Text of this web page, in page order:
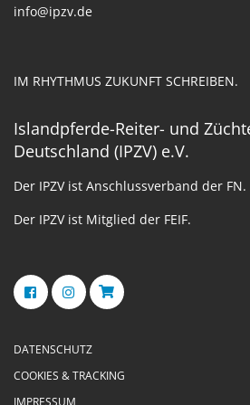
info@ipzv.de
IM RHYTHMUS ZUKUNFT SCHREIBEN.
Islandpferde-Reiter- und
Deutschland (IPZV) e.V.
Der IPZV ist Anschlussverband der FN.
Der IPZV ist Mitglied der FEIF.
DATENSCHUTZ
COOKIES & TRACKING